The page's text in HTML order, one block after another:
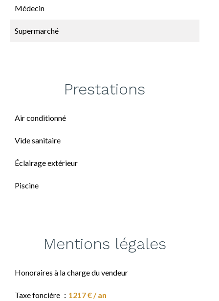
Médecin
Supermarché
Prestations
Air conditionné
Vide sanitaire
Éclairage extérieur
Piscine
Mentions légales
Honoraires à la charge du vendeur
Taxe foncière 1217 € / an